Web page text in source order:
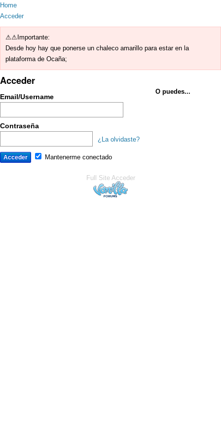
Home
Acceder
⚠⚠Importante:
Desde hoy hay que ponerse un chaleco amarillo para estar en la
plataforma de Ocaña;
Acceder
Email/Username
Contraseña
¿La olvidaste?
O puedes...
Mantenerme conectado
Full Site Acceder